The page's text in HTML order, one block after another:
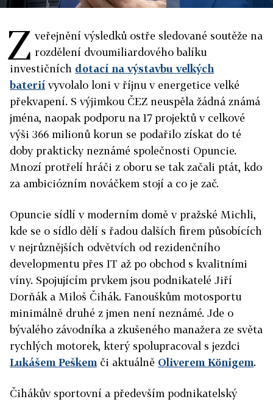
Z veřejnění výsledků ostře sledované soutěže na
rozdělení dvoumiliardového balíku
investičních dotací na výstavbu velkých
baterií vyvolalo loni v říjnu v energetice velké
překvapení. S výjimkou ČEZ neuspěla žádná známá
jména, naopak podporu na 17 projektů v celkové
výši 366 milionů korun se podařilo získat do té
doby prakticky neznámé společnosti Opuncie.
Mnozí protřelí hráči z oboru se tak začali ptát, kdo
za ambiciózním nováčkem stojí a co je zač.
Opuncie sídlí v moderním domě v pražské Michli,
kde se o sídlo dělí s řadou dalších firem působících
v nejrůznějších odvětvích od rezidenčního
developmentu přes IT až po obchod s kvalitními
víny. Spojujícím prvkem jsou podnikatelé Jiří
Dorňák a Miloš Čihák. Fanouškům motosportu
minimálně druhé z jmen není neznámé. Jde o
bývalého závodníka a zkušeného manažera ze světa
rychlých motorek, který spolupracoval s jezdci
Lukášem Peškem či aktuálně Oliverem Königem.
Čihákův sportovní a především podnikatelský